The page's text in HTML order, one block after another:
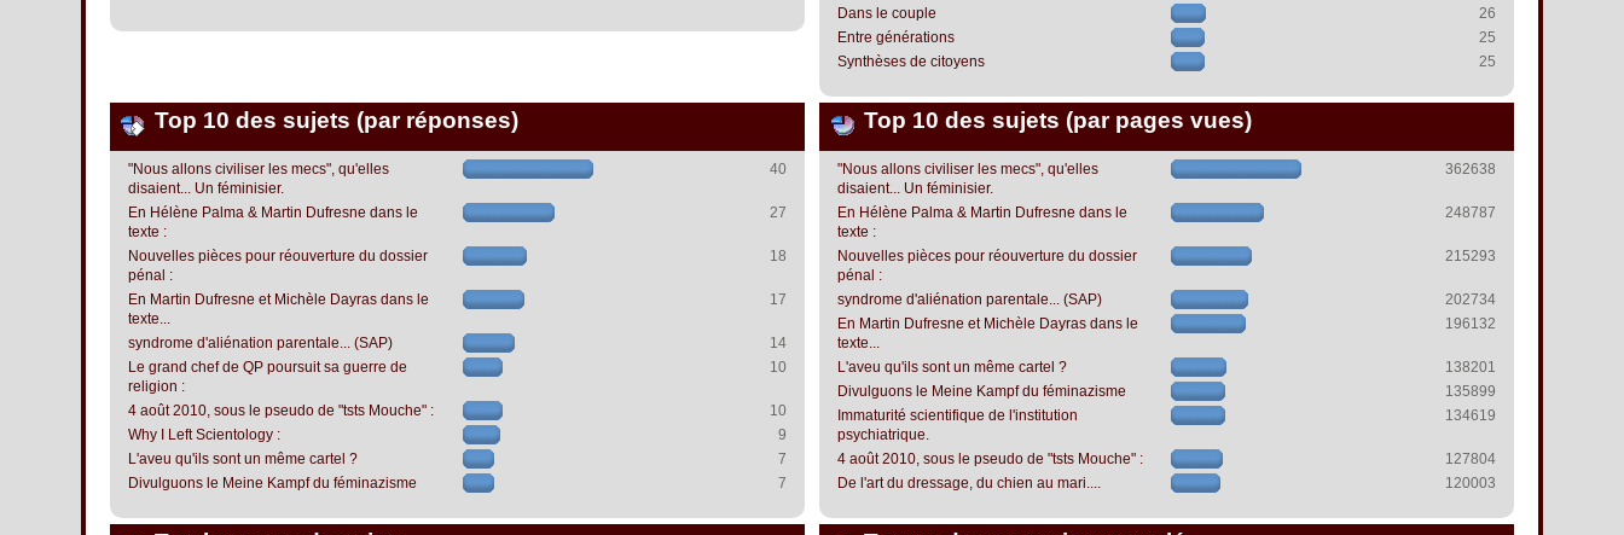
Dans le couple
26
Entre générations
25
Synthèses de citoyens
25
Top 10 des sujets (par réponses)
"Nous allons civiliser les mecs", qu'elles
disaient... Un féminisier.
40
En Hélène Palma & Martin Dufresne dans le
texte :
27
Nouvelles pièces pour réouverture du dossier
pénal :
18
En Martin Dufresne et Michèle Dayras dans le
texte...
17
syndrome d'aliénation parentale... (SAP)
14
Le grand chef de QP poursuit sa guerre de
religion :
10
4 août 2010, sous le pseudo de "tsts Mouche" :
10
Why I Left Scientology :
9
L'aveu qu'ils sont un même cartel ?
7
Divulguons le Meine Kampf du féminazisme
7
Top 10 des sujets (par pages vues)
"Nous allons civiliser les mecs", qu'elles
disaient... Un féminisier.
362638
En Hélène Palma & Martin Dufresne dans le
texte :
248787
Nouvelles pièces pour réouverture du dossier
pénal :
215293
syndrome d'aliénation parentale... (SAP)
202734
En Martin Dufresne et Michèle Dayras dans le
texte...
196132
L'aveu qu'ils sont un même cartel ?
138201
Divulguons le Meine Kampf du féminazisme
135899
Immaturité scientifique de l'institution
psychiatrique.
134619
4 août 2010, sous le pseudo de "tsts Mouche" :
127804
De l'art du dressage, du chien au mari....
120003